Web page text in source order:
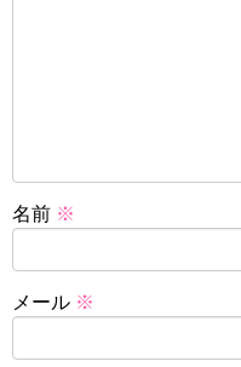
名前 ※
メール ※